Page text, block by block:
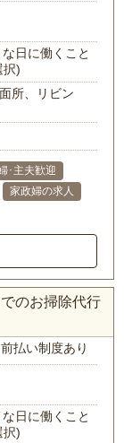
日に働くこと
択)
所、リビン
･主夫歓迎
家政婦の求人
のお掃除代行
払い制度あり
日に働くこと
択)